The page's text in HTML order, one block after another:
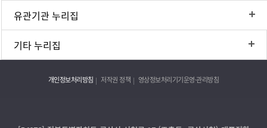
유관기관 누리집
기타 누리집
개인정보처리방침 저작권 정책 영상정보처리기기운영·관리방침